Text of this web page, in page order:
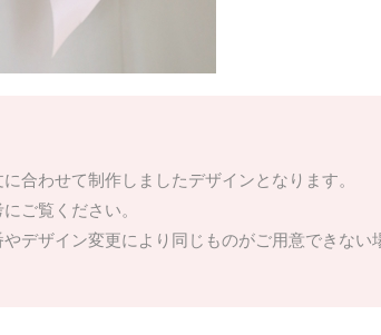
合わせて制作しましたデザインとなります。
ご覧ください。
デザイン変更により同じものがご用意できない